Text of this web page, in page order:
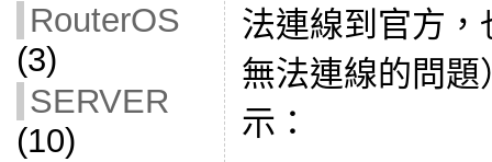
RouterOS
(3)
SERVER
(10)
法連線到官方
無法連線的問
示：